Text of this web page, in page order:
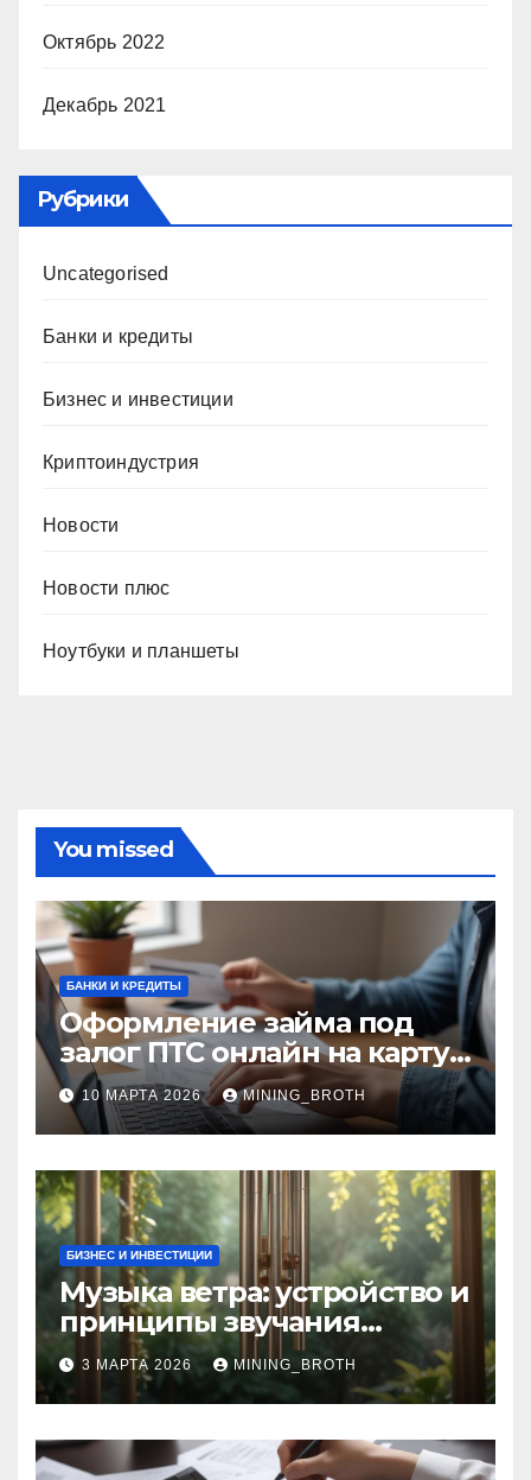
Октябрь 2022
Декабрь 2021
Рубрики
Uncategorised
Банки и кредиты
Бизнес и инвестиции
Криптоиндустрия
Новости
Новости плюс
Ноутбуки и планшеты
You missed
БАНКИ И КРЕДИТЫ
Оформление займа под
залог ПТС онлайн на карту
без визита в офис: порядок,
требования и документы
10 МАРТА 2026 MINING_BROTH
БИЗНЕС И ИНВЕСТИЦИИ
Музыка ветра: устройство и
принципы звучания
колокольчиков
3 МАРТА 2026 MINING_BROTH